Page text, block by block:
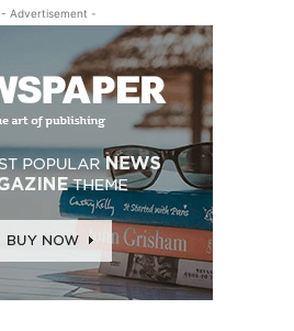
- Advertisement -